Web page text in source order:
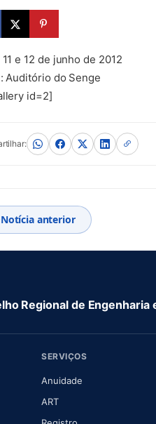
11 e 12 de junho de 2012
Auditório do Senge
id=2]
Notícia anterior
Regional de
aba)
nova aba)
SERVIÇOS
Anuidade(abre em nova
ART(abre em nova aba)